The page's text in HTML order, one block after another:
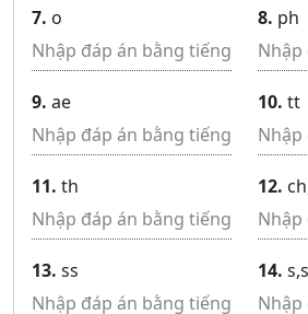
7. o 8. ph
9. ae 10. tt
11. th 12.
13. ss 14.